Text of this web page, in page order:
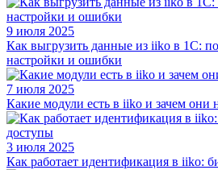
9 июля 2025
Как выгрузить данные из iiko в 1С:
настройки и ошибки
7 июля 2025
Какие модули есть в iiko и зачем
3 июля 2025
Как работает идентификация в iiko: